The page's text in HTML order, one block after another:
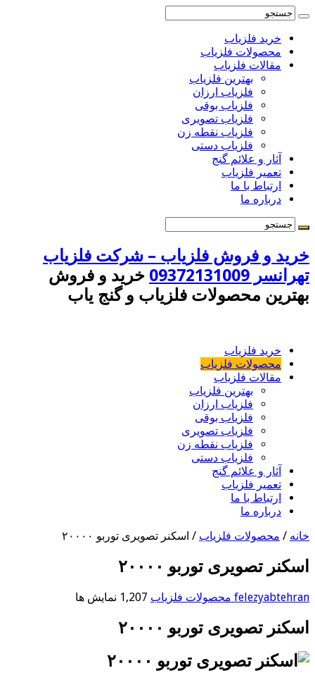
خرید فلزیاب
محصولات فلزیاب
مقالات فلزیاب
بهترین فلزیاب
فلزیاب ارزان
فلزیاب بوقی
فلزیاب تصویری
فلزیاب نقطه زن
فلزیاب دستی
آثار و علائم گنج
تعمیر فلزیاب
ارتباط با ما
درباره ما
خرید و فروش فلزیاب – شرکت فلزیاب
تهرانسر 09372131009
خرید و فروش
بهترین محصولات فلزیاب و گنج یاب
خرید فلزیاب
محصولات فلزیاب
مقالات فلزیاب
بهترین فلزیاب
فلزیاب ارزان
فلزیاب بوقی
فلزیاب تصویری
فلزیاب نقطه زن
فلزیاب دستی
آثار و علائم گنج
تعمیر فلزیاب
ارتباط با ما
درباره ما
خانه / محصولات فلزیاب / اسکنر تصویری توربو ۲۰۰۰۰
اسکنر تصویری توربو ۲۰۰۰۰
felezyabtehran محصولات فلزیاب 1,207 نمایش ها
اسکنر تصویری توربو ۲۰۰۰۰